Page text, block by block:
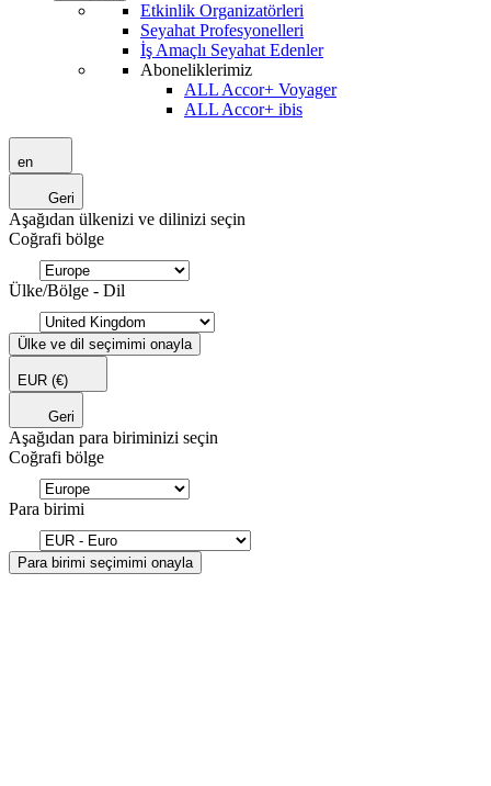
Etkinlik Organizatörleri
Seyahat Profesyonelleri
İş Amaçlı Seyahat Edenler
Aboneliklerimiz
ALL Accor+ Voyager
ALL Accor+ ibis
en
Geri
Aşağıdan ülkenizi ve dilinizi seçin
Coğrafi bölge
Ülke/Bölge - Dil
Ülke ve dil seçimimi onayla
EUR (€)
Geri
Aşağıdan para biriminizi seçin
Coğrafi bölge
Para birimi
Para birimi seçimimi onayla